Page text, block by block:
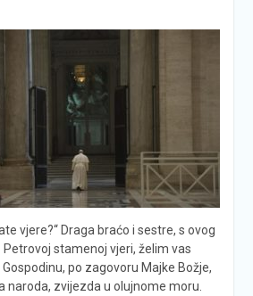
vjere?“ Draga braćo i sestre, s ovog
stamenoj vjeri, želim vas
po zagovoru Majke Božje,
naroda, zvijezda u olujnome moru.